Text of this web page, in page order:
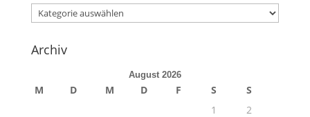
Kategorien
Archiv
August 2026
M D M D F S
S
1
2